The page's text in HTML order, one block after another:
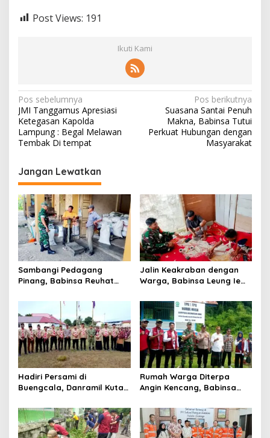
Post Views: 191
Ikuti Kami
N
a
v
g
a
s
i
p
o
s
Pos sebelumnya
JMI Tanggamus Apresiasi
Ketegasan Kapolda
Lampung : Begal Melawan
Tembak Di tempat
Pos berikutnya
Suasana Santai Penuh
Makna, Babinsa Tutui
Perkuat Hubungan dengan
Masyarakat
Jangan Lewatkan
Sambangi Pedagang
Pinang, Babinsa Reuhat
dengan Warga
Jalin Keakraban dengan
Warga, Babinsa Leung Ie
Wilayah Binaan
Hadiri Persami di
Buengcala, Danramil Kuta
Kebersamaan Generasi
Muda
Rumah Warga Diterpa
Angin Kencang, Babinsa
Penyaluran Bantuan Masa
Panik